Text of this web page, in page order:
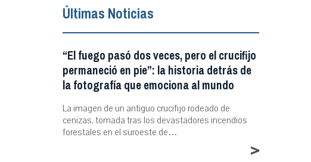
Últimas Noticias
“El fuego pasó dos veces, pero el crucifijo
permaneció en pie”: la historia detrás de
la fotografía que emociona al mundo
La imagen de un antiguo crucifijo rodeado de
cenizas, tomada tras los devastadores incendios
forestales en el suroeste de…
>